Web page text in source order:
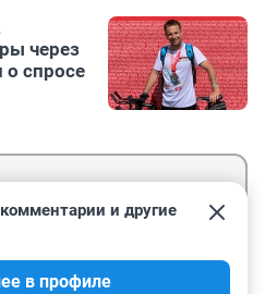
через
о спросе
и другие
в профиле